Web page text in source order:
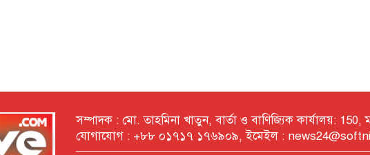
সম্পাদক : মো. তাহমিনা খাতুন, বার্তা ও বাণিজ্যিক কার্যালয়:
যোগাযোগ : +৮৮ ০১৭১৭ ১৭৬৯০৯, ইমেইল :